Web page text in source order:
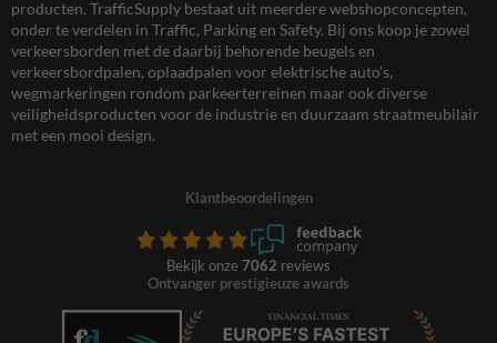
producten. TrafficSupply bestaat uit meerdere webshopconcepten,
onder te verdelen in Traffic, Parking en Safety. Bij ons koop je zowel
verkeersborden met de daarbij behorende beugels en
verkeersbordpalen, oplaadpalen voor elektrische auto’s,
wegmarkeringen rondom parkeerterreinen maar ook diverse
veiligheidsproducten voor de industrie en duurzaam straatmeubilair
met een mooi design.
Klantbeoordelingen
Bekijk onze 7062 reviews
Ontvanger prestigieuze awards